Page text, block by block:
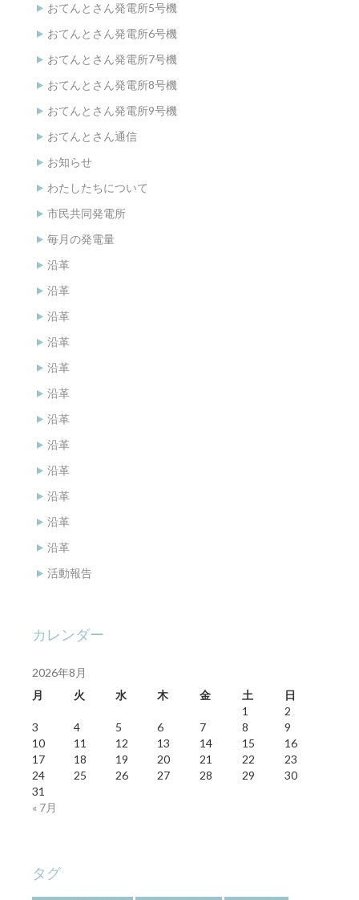
おてんとさん発電所5号機
おてんとさん発電所6号機
おてんとさん発電所7号機
おてんとさん発電所8号機
おてんとさん発電所9号機
おてんとさん通信
お知らせ
わたしたちについて
市民共同発電所
毎月の発電量
沿革
沿革
沿革
沿革
沿革
沿革
沿革
沿革
沿革
沿革
沿革
沿革
活動報告
カレンダー
2026年8月
月
火 水 木 金 土 日
« 7月
1
2
3
4 5 6 7 8
9
10
11 12 13 14 15
16
17
18 19 20 21 22
23
24
25 26 27 28 29
30
31
タグ